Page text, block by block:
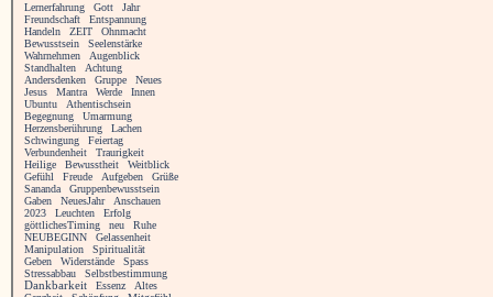
Lernerfahrung
Gott
Jahr
Freundschaft
Entspannung
Handeln
ZEIT
Ohnmacht
Bewusstsein
Seelenstärke
Wahrnehmen
Augenblick
Standhalten
Achtung
Andersdenken
Gruppe
Neues
Jesus
Mantra Werde
Innen
Ubuntu
Athentischsein
Begegnung
Umarmung
Herzensberührung
Lachen
Schwingung
Feiertag
Verbundenheit
Traurigkeit
Heilige
Bewusstheit
Weitblick
Gefühl
Freude Aufgeben
Grüße
Sananda
Gruppenbewusstsein
Gaben
NeuesJahr
Anschauen
2023
Leuchten
Erfolg
göttlichesTiming
neu
Ruhe
NEUBEGINN
Gelassenheit
Manipulation
Spiritualität
Geben
Widerstände
Spass
Stressabbau
Selbstbestimmung
Dankbarkeit
Essenz
Altes